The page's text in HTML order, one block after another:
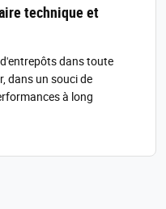
technique et
dans toute
dans un souci de
à long